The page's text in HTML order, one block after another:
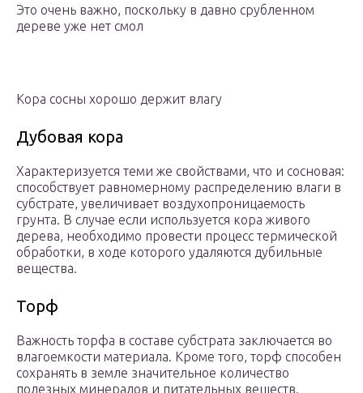
Это очень важно, поскольку в давно срубленном
дереве уже нет смол
Кора сосны хорошо держит влагу
Дубовая кора
Характеризуется теми же свойствами, что и сосновая:
способствует равномерному распределению влаги в
субстрате, увеличивает воздухопроницаемость
грунта. В случае если используется кора живого
дерева, необходимо провести процесс термической
обработки, в ходе которого удаляются дубильные
вещества.
Торф
Важность торфа в составе субстрата заключается во
влагоемкости материала. Кроме того, торф способен
сохранять в земле значительное количество
полезных минералов и питательных веществ.